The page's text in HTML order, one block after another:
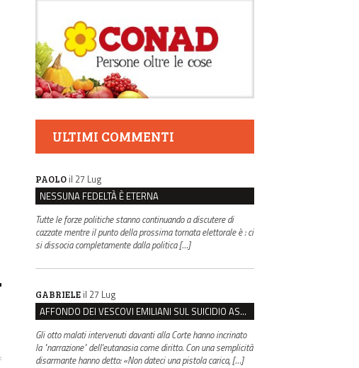
ULTIMI COMMENTI
PAOLO il 27 Lug
NESSUNA FEDELTÀ È ETERNA
Tutte le forze politiche stanno continuando a discutere di
cazzate mentre il punto della prossima tornata elettorale è : ci
si dissocia completamente dalla politica […]
GABRIELE il 27 Lug
AFFONDO DEI VESCOVI EMILIANI SUL SUICIDIO ASSISTITO: “È CONTRO IL VALORE DELLA PERSONA”
Gli otto malati intervenuti davanti alla Corte hanno incrinato
la "narrazione" dell'eutanasia come diritto. Con una semplicità
disarmante hanno detto: «Non dateci una pistola carica, […]